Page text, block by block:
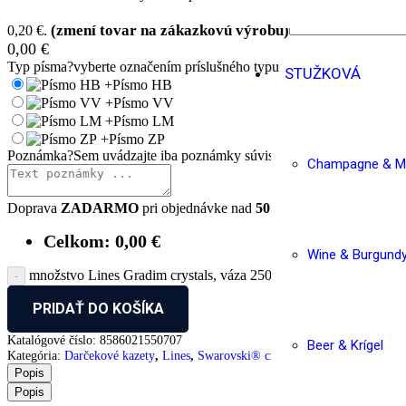
STUŽKOVÁ
Champagne &
Wine &
Beer & Krígel
0,20 €.
0,00 €
Typ písma?vyberte označením príslušného typu
+Písmo HB
+Písmo VV
+Písmo LM
+Písmo ZP
Poznámka?Sem uvádzajte iba poznámky súvisiace s objednávaným
Doprava ZADARMO pri objednávke nad 50 €
Celkom: 0,00 €
množstvo Lines Gradim crystals, váza 250 mm
PRIDAŤ DO KOŠÍKA
Katalógové číslo: 8586021550707
Kategória: Darčekové kazety, Lines, Swarovski® crystals
Popis
Popis